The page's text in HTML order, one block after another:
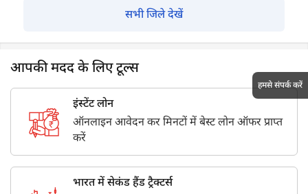
सभी जिले देखें
आपकी मदद के लिए टूल्स
इंस्टेंट लोन
ऑनलाइन आवेदन कर मिनटों में बेस्ट लोन ऑफर प्राप्त
करें
भारत में सेकंड हैंड ट्रैक्टर्स
हमसे संपर्क करें